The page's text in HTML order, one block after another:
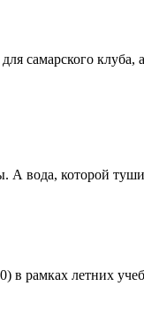
самарского клуба,
вода, которой
в рамках летних